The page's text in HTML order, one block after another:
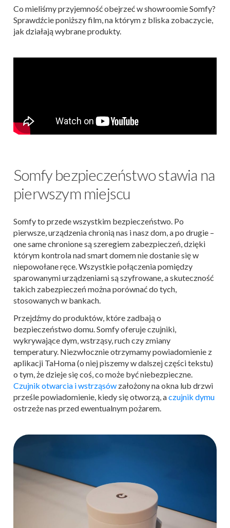
Co mieliśmy przyjemność obejrzeć w showroomie Somfy?
Sprawdźcie poniższy film, na którym z bliska zobaczycie,
jak działają wybrane produkty.
Somfy bezpieczeństwo stawia na
pierwszym miejscu
Somfy to przede wszystkim bezpieczeństwo. Po
pierwsze, urządzenia chronią nas i nasz dom, a po drugie –
one same chronione są szeregiem zabezpieczeń, dzięki
którym kontrola nad smart domem nie dostanie się w
niepowołane ręce. Wszystkie połączenia pomiędzy
sparowanymi urządzeniami są szyfrowane, a skuteczność
takich zabezpieczeń można porównać do tych,
stosowanych w bankach.
Przejdźmy do produktów, które zadbają o
bezpieczeństwo domu. Somfy oferuje czujniki,
wykrywające dym, wstrząsy, ruch czy zmiany
temperatury. Niezwłocznie otrzymamy powiadomienie z
aplikacji TaHoma (o niej piszemy w dalszej części tekstu)
o tym, że dzieje się coś, co może być niebezpieczne.
Czujnik otwarcia i wstrząsów założony na okna lub drzwi
prześle powiadomienie, kiedy się otworzą, aczujnik dymu
ostrzeże nas przed ewentualnym pożarem.